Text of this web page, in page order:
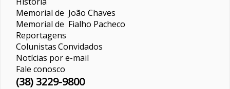
Memorial de João Chaves
Memorial de Fialho Pacheco
Reportagens
ColunistasConvidados
Notícias por e-mail
Fale conosco
(38) 3229-9800